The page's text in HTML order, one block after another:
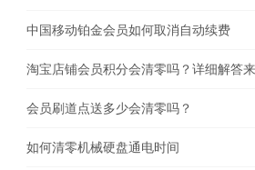
中国移动铂金会员如何取消自动续费
淘宝店铺会员积分会清零吗？详细解答来
会员刷道点送多少会清零吗？
如何清零机械硬盘通电时间